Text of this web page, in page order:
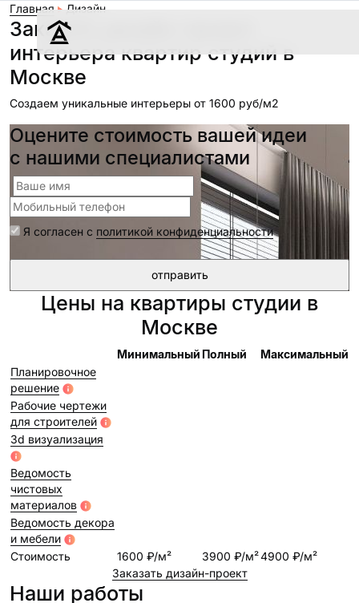
Ремонт
Цены
Наши работы
О нас
Контакты
г. Москва
8 (495) 109-
22-59
Обсудить
Главная Дизайн
Заказать дизайн-проект
интерьера квартир студий в
Москве
Создаем уникальные интерьеры от 1600 руб/м2
Оцените стоимость вашей идеи
с нашими специалистами
Я согласен с политикой конфиденциальности
Цены на квартиры студии в
Москве
Минимальный Полный
Максимальный
Планировочное
решение
Рабочие чертежи
для строителей
3d визуализация
Ведомость
чистовых
материалов
Ведомость декора
и мебели
Стоимость
1600 ₽/м² 3900 ₽/м²4900 ₽/м²
Заказать дизайн-проект
Наши работы